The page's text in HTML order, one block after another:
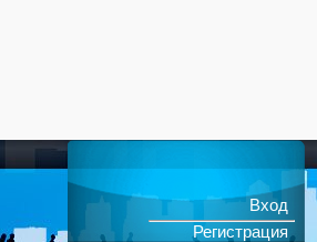
Вход
Регистрация